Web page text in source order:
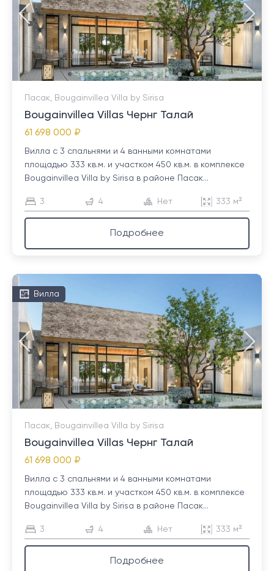
Пасак, Bougainvillea Villa by Sirisa
Bougainvillea Villas Чернг Талай
61 698 000 ₽
Вилла с 3 спальнями и 4 ванными комнатами
площадью 333 кв.м. и участком 450 кв.м. в комплексе
Bougainvillea Villa by Sirisa в районе Пасак...
3 4 Нет 333 м²
Подробнее
Вилла
Пасак, Bougainvillea Villa by Sirisa
Bougainvillea Villas Чернг Талай
61 698 000 ₽
Вилла с 3 спальнями и 4 ванными комнатами
площадью 333 кв.м. и участком 450 кв.м. в комплексе
Bougainvillea Villa by Sirisa в районе Пасак...
3 4 Нет 333 м²
Подробнее